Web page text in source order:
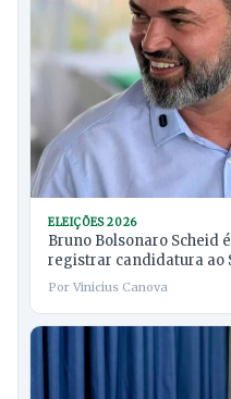
ELEIÇÕES 2026
Bruno Bolsonaro Scheid
registrar candidatura ao
Por Vinicius Canova